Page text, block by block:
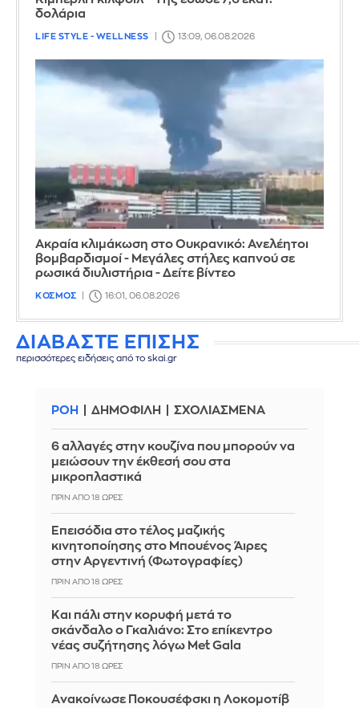
δολάρια
LIFE STYLE - WELLNESS 13:09, 06.08.2026
Ακραία κλιμάκωση στο Ουκρανικό: Ανελέητοι
βομβαρδισμοί - Μεγάλες στήλες καπνού σε
ρωσικά διυλιστήρια - Δείτε βίντεο
ΚΟΣΜΟΣ 16:01, 06.08.2026
ΔΙΑΒΑΣΤΕ ΕΠΙΣΗΣ
περισσότερες ειδήσεις από το skai.gr
ΡΟΗ ΔΗΜΟΦΙΛΗ ΣΧΟΛΙΑΣΜΕΝΑ
6 αλλαγές στην κουζίνα που μπορούν να
μειώσουν την έκθεσή σου στα
μικροπλαστικά
ΠΡΙΝ ΑΠΌ 18 ΏΡΕΣ
Επεισόδια στο τέλος μαζικής
κινητοποίησης στο Μπουένος Άιρες
στην Αργεντινή (Φωτογραφίες)
ΠΡΙΝ ΑΠΌ 18 ΏΡΕΣ
Και πάλι στην κορυφή μετά το
σκάνδαλο ο Γκαλιάνο: Στο επίκεντρο
νέας συζήτησης λόγω Met Gala
ΠΡΙΝ ΑΠΌ 18 ΏΡΕΣ
Aνακοίνωσε Ποκουσέφσκι η Λοκομοτίβ